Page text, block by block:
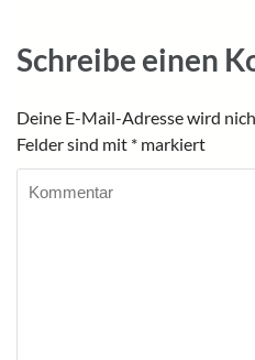
Schreibe einen
Deine E-Mail-Adresse wird
Felder sind mit * markiert